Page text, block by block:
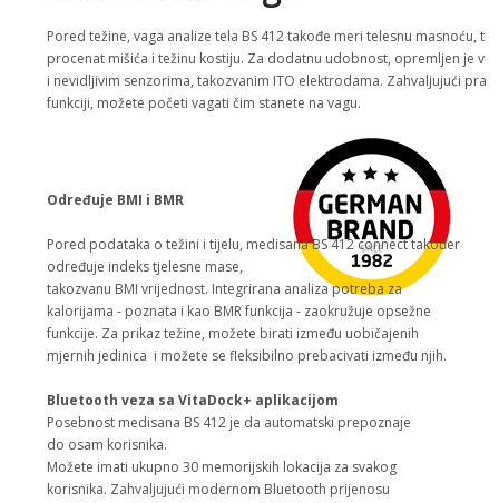
Pored težine, vaga analize tela BS 412 takođe meri telesnu masnoću,
procenat mišića i težinu kostiju. Za dodatnu udobnost, opremljen je
i nevidljivim senzorima, takozvanim ITO elektrodama. Zahvaljujući
funkciji, možete početi vagati čim stanete na vagu.
Određuje BMI i BMR
Pored podataka o težini i tijelu, medisana BS 412 connecttakođer
određuje indeks tjelesne mase,
takozvanu BMI vrijednost. Integrirana analiza potreba za
kalorijama - poznata i kao BMR funkcija - zaokružuje opsežne
funkcije. Za prikaz težine, možete birati između uobičajenih
mjernih jedinica i možete se fleksibilno prebacivati ​​između njih.
Bluetooth veza sa VitaDock+ aplikacijom
Posebnost medisana BS 412 je da automatski prepoznaje
do osam korisnika.
Možete imati ukupno 30 memorijskih lokacija za svakog
korisnika. Zahvaljujući modernom Bluetooth prijenosu